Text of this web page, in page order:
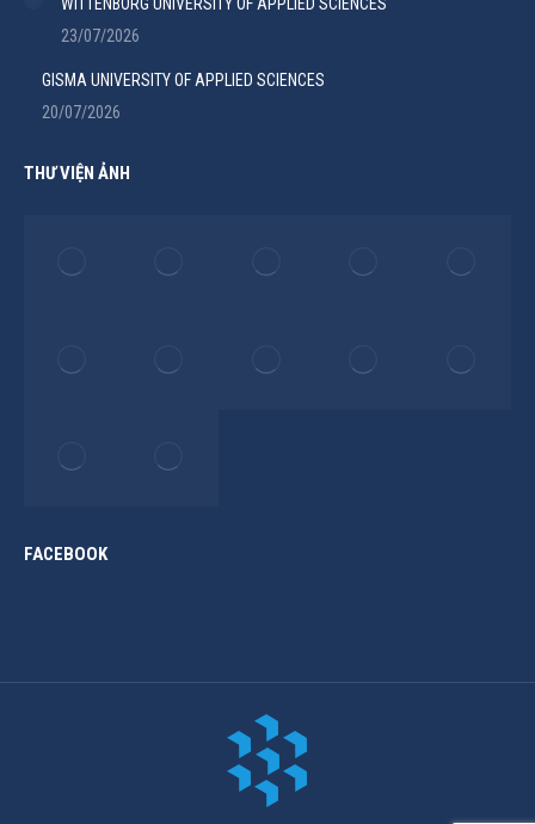
23/07/2026
GISMA UNIVERSITY OF APPLIED SCIENCES
20/07/2026
THƯ VIỆN ẢNH
FACEBOOK